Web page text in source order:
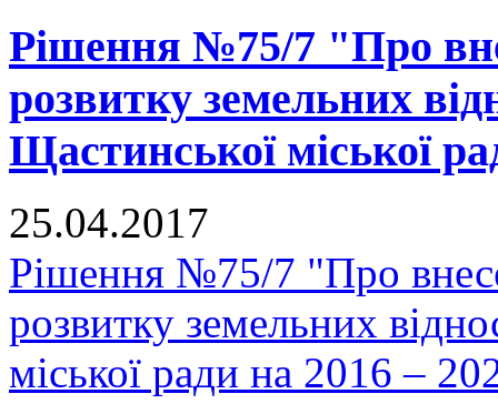
Рішення №75/7 "Про
розвитку земельних
Щастинської міської
25.04.2017
Рішення №75/7 "Про
розвитку земельних
міської ради на 2016 –